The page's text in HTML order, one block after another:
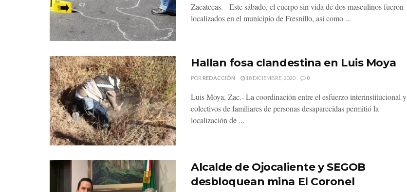
Zacatecas. - Este sábado, el cuerpo sin vida de dos masculinos fueron
localizados en el municipio de Fresnillo, así como ...
Hallan fosa clandestina en Luis Moya
POR REDACCIÓN 18 DICIEMBRE, 2020 0
Luis Moya, Zac.- La coordinación entre el esfuerzo interinstitucional y
colectivos de familiares de personas desaparecidas permitió la
localización de ...
Alcalde de Ojocaliente y SEGOB
desbloquean mina El Coronel